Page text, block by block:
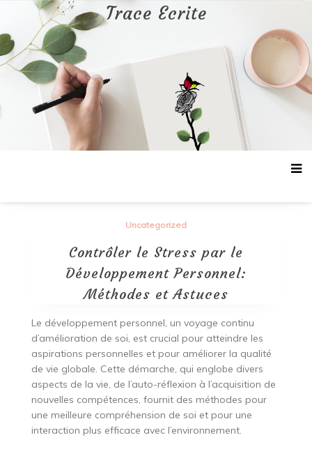
contenu
Trace Ecrite
Uncategorized
Contrôler le Stress par le
Développement Personnel:
Méthodes et Astuces
Le développement personnel, un voyage continu
d’amélioration de soi, est crucial pour atteindre les
aspirations personnelles et pour améliorer la qualité
de vie globale. Cette démarche, qui englobe divers
aspects de la vie, de l’auto-réflexion à l’acquisition de
nouvelles compétences, fournit des méthodes pour
une meilleure compréhension de soi et pour une
interaction plus efficace avec l’environnement.